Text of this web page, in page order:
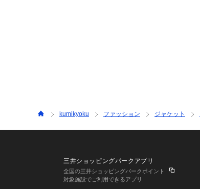
kumikyoku ファッション ジャケット
三井ショッピングパークアプリ
全国の三井ショッピングパークポイント
対象施設でご利用できるアプリ